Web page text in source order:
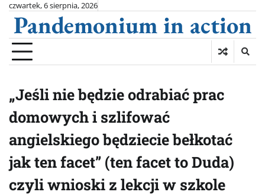
Skip
content
czwartek, 6 sierpnia, 2026
Pandemonium in action
„Jeśli nie będzie odrabiać prac
domowych i szlifować
angielskiego będziecie bełkotać
jak ten facet” (ten facet to Duda)
czyli wnioski z lekcji w szkole